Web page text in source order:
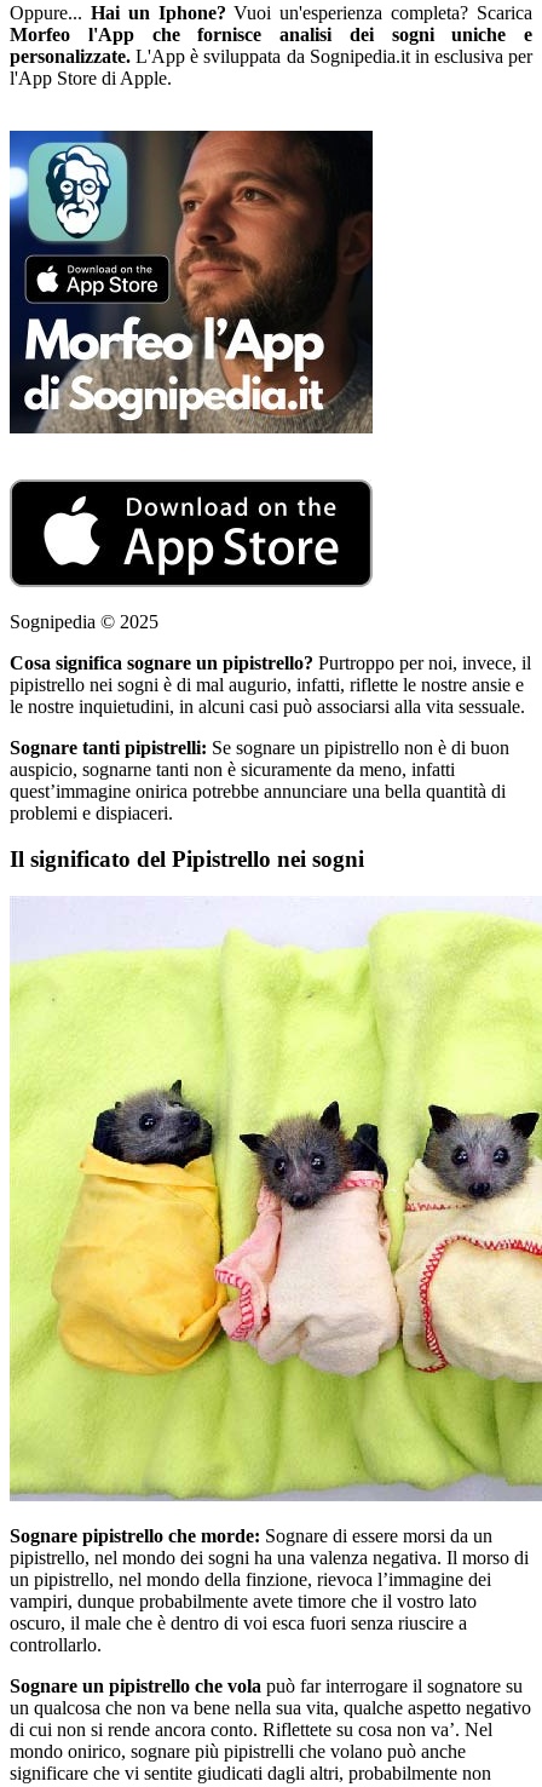
Oppure... Hai un Iphone? Vuoi un'esperienza completa? Scarica
Morfeo l'App che fornisce analisi dei sogni uniche e
personalizzate. L'App è sviluppata da Sognipedia.it in esclusiva per
l'App Store di Apple.
Sognipedia © 2025
Cosa significa sognare un pipistrello? Purtroppo per noi, invece, il
pipistrello nei sogni è di mal augurio, infatti, riflette le nostre ansie e
le nostre inquietudini, in alcuni casi può associarsi alla vita sessuale.
Sognare tanti pipistrelli: Se sognare un pipistrello non è di buon
auspicio, sognarne tanti non è sicuramente da meno, infatti
quest’immagine onirica potrebbe annunciare una bella quantità di
problemi e dispiaceri.
Il significato del Pipistrello nei sogni
Sognare pipistrello che morde: Sognare di essere morsi da un
pipistrello, nel mondo dei sogni ha una valenza negativa. Il morso di
un pipistrello, nel mondo della finzione, rievoca l’immagine dei
vampiri, dunque probabilmente avete timore che il vostro lato
oscuro, il male che è dentro di voi esca fuori senza riuscire a
controllarlo.
Sognare un pipistrello che vola può far interrogare il sognatore su
un qualcosa che non va bene nella sua vita, qualche aspetto negativo
di cui non si rende ancora conto. Riflettete su cosa non va’. Nel
mondo onirico, sognare più pipistrelli che volano può anche
significare che vi sentite giudicati dagli altri, probabilmente non